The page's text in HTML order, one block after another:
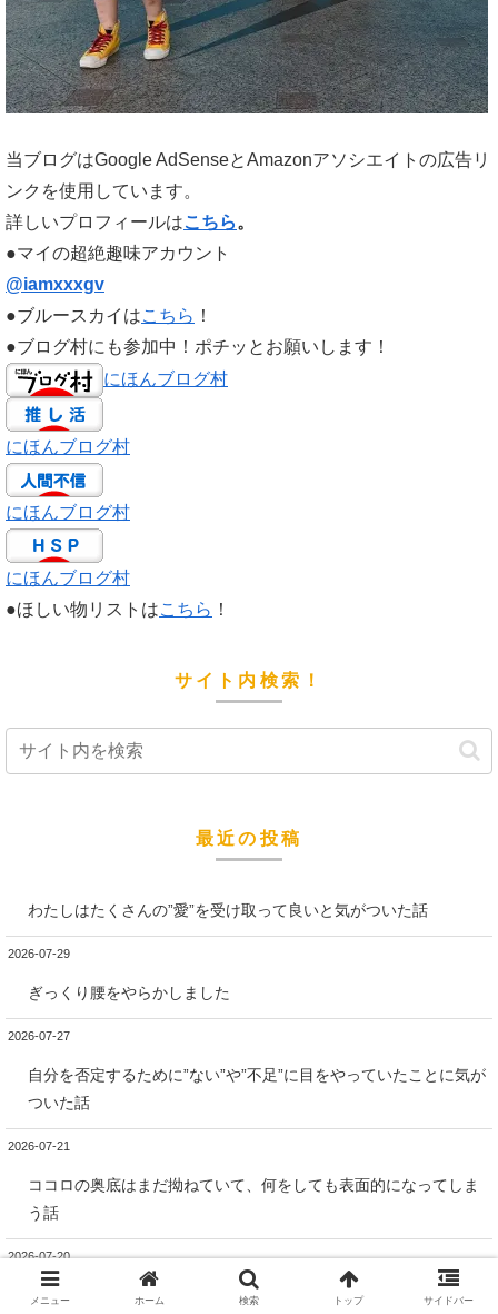
当ブログはGoogle AdSenseとAmazonアソシエイトの広告リ
ンクを使用しています。
詳しいプロフィールはこちら。
●マイの超絶趣味アカウント
@iamxxxgv
●ブルースカイはこちら ！
●ブログ村にも参加中！ポチッとお願いします！
にほんブログ村
にほんブログ村
にほんブログ村
にほんブログ村
●ほしい物リストはこちら ！
サイト内検索！
最近の投稿
わたしはたくさんの”愛”を受け取って良いと気がついた話
2026-07-29
ぎっくり腰をやらかしました
2026-07-27
自分を否定するために”ない”や”不足”に目をやっていたことに気が
ついた話
2026-07-21
ココロの奥底はまだ拗ねていて、何をしても表面的になってしま
う話
2026-07-20
”自分”であることに自信がある人が妬ましく羨ましいって話
メニュー ホーム 検索 トップ サイドバー